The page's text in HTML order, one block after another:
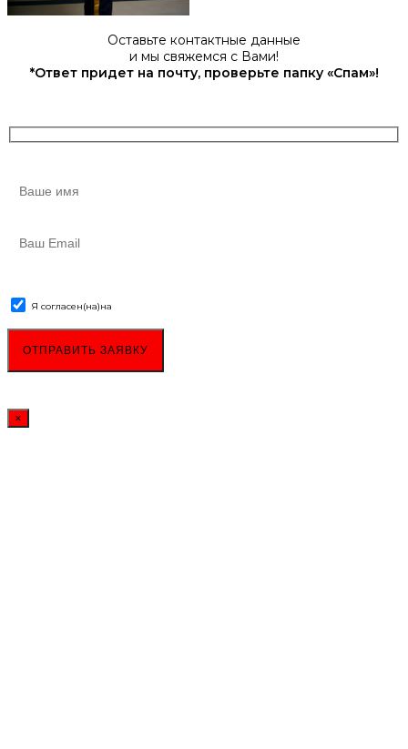
Оставьте контактные данные
и мы свяжемся с Вами!
*Ответ придет на почту, проверьте папку «Спам»!
Я согласен(на)на
×